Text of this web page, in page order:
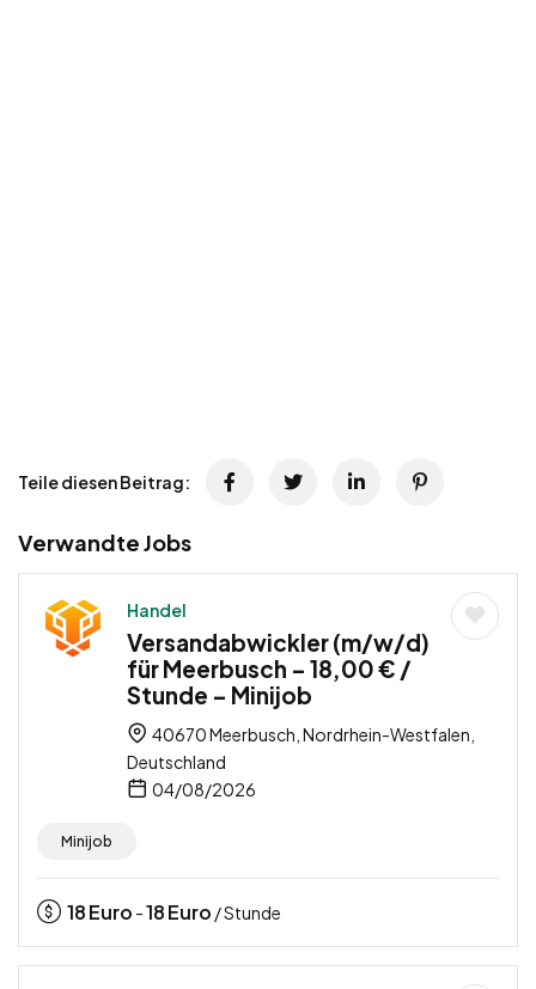
Teile diesen Beitrag:
Verwandte Jobs
Handel
Versandabwickler (m/w/d)
für Meerbusch – 18,00 € /
Stunde – Minijob
40670 Meerbusch, Nordrhein-Westfalen,
Deutschland
04/08/2026
Minijob
18Euro -18Euro / Stunde